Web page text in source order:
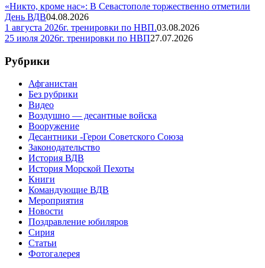
«Никто, кроме нас»: В Севастополе торжественно отметили
День ВДВ04.08.2026
1 августа 2026г. тренировки по НВП.03.08.2026
25 июля 2026г. тренировки по НВП27.07.2026
Рубрики
Афганистан
Без рубрики
Видео
Воздушно — десантные войска
Вооружение
Десантники -Герои Советского Союза
Законодательство
История ВДВ
История Морской Пехоты
Книги
Командующие ВДВ
Мероприятия
Новости
Поздравление юбиляров
Сирия
Статьи
Фотогалерея